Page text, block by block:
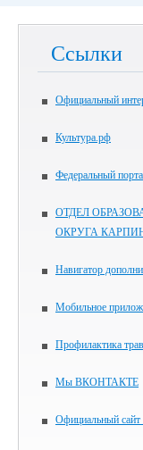
Ссылки
Официальный
Культура.рф
Федеральный
ОТДЕЛ
ОКРУГА
Навигатор
Мобильное
Профилактика
Мы ВКОНТАКТЕ
Официальный